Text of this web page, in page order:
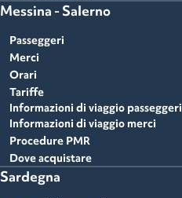
Messina - Salerno
Passeggeri
Merci
Orari
Tariffe
Informazioni di viaggio passeggeri
Informazioni di viaggio merci
Procedure PMR
Dove acquistare
Sardegna